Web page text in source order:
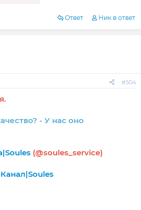
Ответ Ник в ответ
#504
- У нас оно
(@soules_service)
Канал|Soules